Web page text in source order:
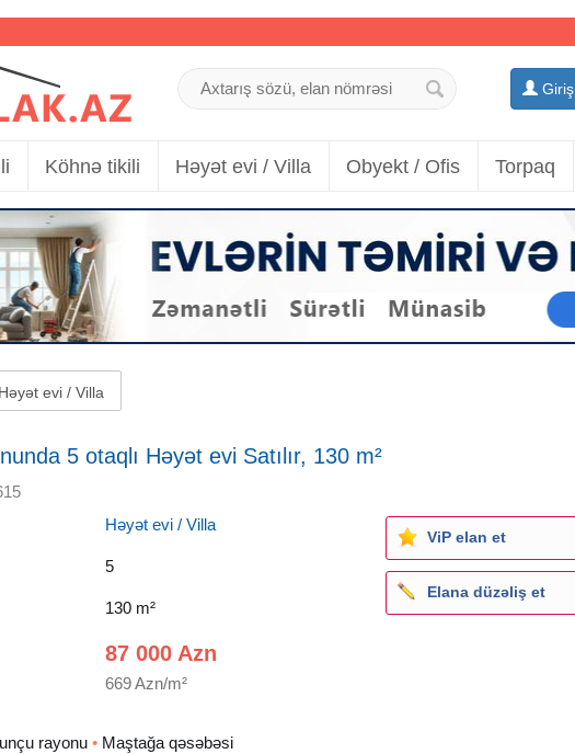
Giriş
Köhnə tikili Həyət evi / Villa Obyekt / Ofis Torpaq
Həyət evi / Villa
5 otaqlı Həyət evi Satılır, 130 m²
Həyət evi / Villa
5
130 m²
87 000 Azn
669 Azn/m²
rayonu • Maştağa qəsəbəsi
ViP elan et
Elana düzəliş et